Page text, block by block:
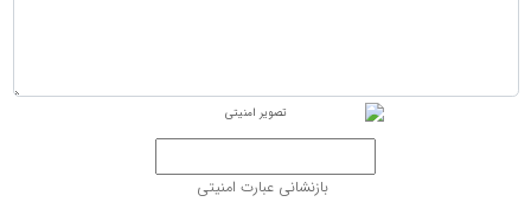
بازنشانی عبارت امنیتی